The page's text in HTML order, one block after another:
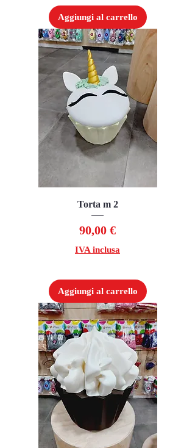
Aggiungi al carrello
Torta m 2
Prezzo
90,00 €
IVA inclusa
Aggiungi al carrello